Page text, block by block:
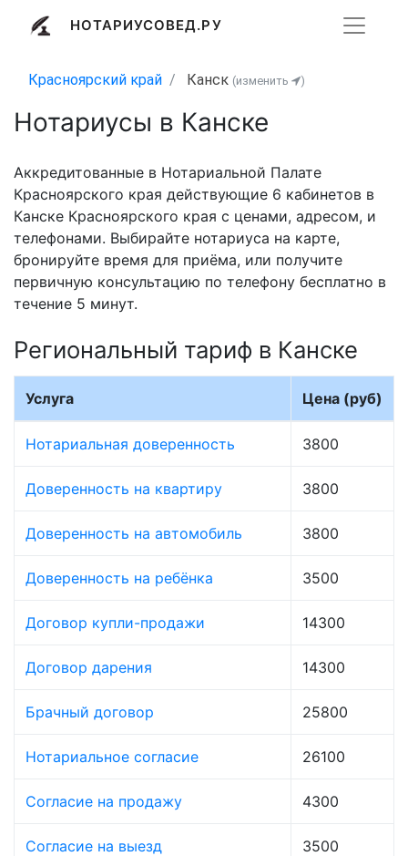
НОТАРИУСОВЕД.РУ
Красноярский край Канск (изменить )
Нотариусы в Канске
Аккредитованные в Нотариальной Палате
Красноярского края действующие 6 кабинетов в
Канске Красноярского края с ценами, адресом, и
телефонами. Выбирайте нотариуса на карте,
бронируйте время для приёма, или получите
первичную консультацию по телефону бесплатно в
течение 5 минут.
Региональный тариф в Канске
Услуга Цена (руб)
Нотариальная доверенность 3800
Доверенность на квартиру 3800
Доверенность на автомобиль 3800
Доверенность на ребёнка 3500
Договор купли-продажи 14300
Договор дарения 14300
Брачный договор 25800
Нотариальное согласие 26100
Согласие на продажу 4300
Согласие на выезд 3500